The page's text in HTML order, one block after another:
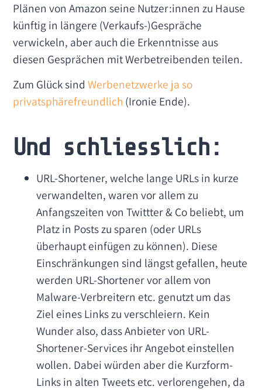
Plänen von Amazon seine Nutzer:innen zu Hause
künftig in längere (Verkaufs-)Gespräche
verwickeln, aber auch die Erkenntnisse aus
diesen Gesprächen mit Werbetreibenden teilen.
Zum Glück sindWerbenetzwerke ja so
privatsphärefreundlich (Ironie Ende).
Und schliesslich:
URL-Shortener, welche lange URLs in kurze
verwandelten, waren vor allem zu
Anfangszeiten von Twittter & Co beliebt, um
Platz in Posts zu sparen (oder URLs
überhaupt einfügen zu können). Diese
Einschränkungen sind längst gefallen, heute
werden URL-Shortener vor allem von
Malware-Verbreitern etc. genutzt um das
Ziel eines Links zu verschleiern. Kein
Wunder also, dass Anbieter von URL-
Shortener-Services ihr Angebot einstellen
wollen. Dabei würden aber die Kurzform-
Links in alten Tweets etc. verlorengehen, da